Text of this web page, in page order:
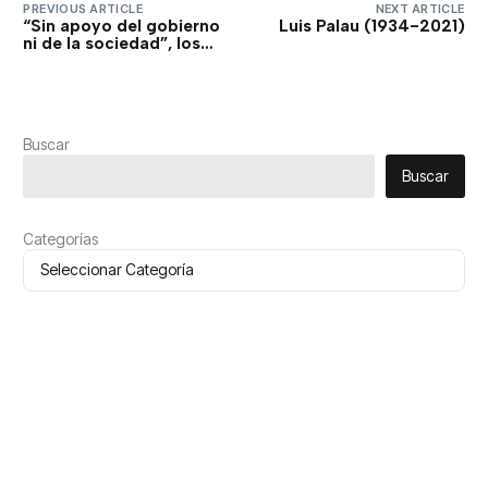
PREVIOUS ARTICLE
“Sin apoyo del gobierno
ni de la sociedad”, los
NEXT ARTICLE
Luis Palau (1934-2021)
Buscar
Buscar
Categorías